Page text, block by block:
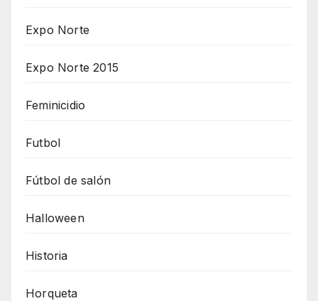
Expo Norte
Expo Norte 2015
Feminicidio
Futbol
Fútbol de salón
Halloween
Historia
Horqueta